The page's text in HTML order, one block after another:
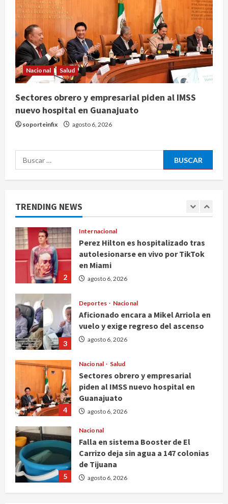
Nacional Salud
Sectores obrero y empresarial piden al IMSS
nuevo hospital en Guanajuato
soporteinfix agosto 6, 2026
Buscar:
TRENDING NEWS
3 agosto 6, 2026
4
Nacional Salud
Sectores obrero y empresarial
piden al IMSS nuevo hospital en
Guanajuato
agosto 6, 2026
Nacional
Falla en sistema Booster de El
Carrizo deja sin agua a 147 colonias
1
2
Internacional
Perez Hilton es hospitalizado tras
autolesionarse en vivo por TikTok
en Miami
agosto 6, 2026
3
Deportes Nacional
Aficionado encara a Mikel Arriola en
vuelo y exige regreso del ascenso
agosto 6, 2026
4
Nacional Salud
Sectores obrero y empresarial
piden al IMSS nuevo hospital en
Guanajuato
agosto 6, 2026
5
Nacional
Falla en sistema Booster de El
Carrizo deja sin agua a 147 colonias
de Tijuana
agosto 6, 2026